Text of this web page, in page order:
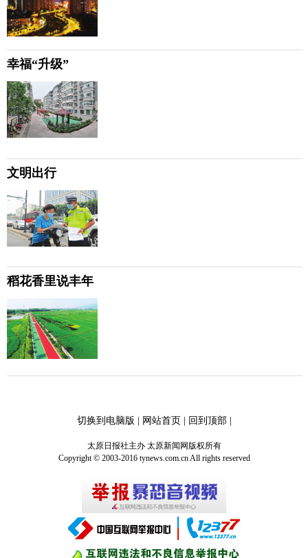
幸福“升级”
文明出行
稻花香里说丰年
切换到电脑版 | 网站首页| 回到顶部|
太原日报社主办 太原新闻网版权所有
Copyright © 2003-2016 tynews.com.cn All rights reserved